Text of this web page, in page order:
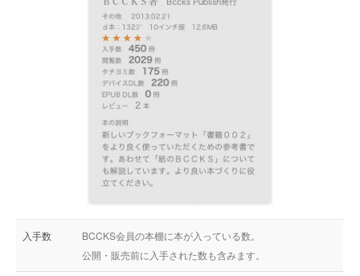
入手数
BCCKS会員の本棚に本が入っている数。
公開・販売前に入手された数も含みます。